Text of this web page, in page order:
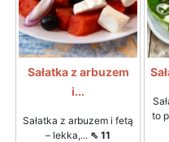
Sałatka z arbuzem
i...
Sałatka z arbuzem i fetą
– lekka,... ⇖ 11
to